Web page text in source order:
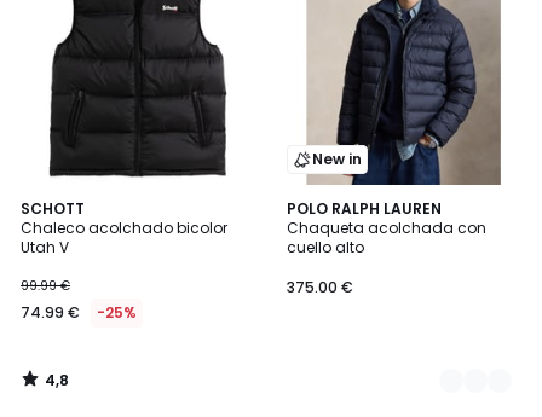
SCHOTT
Chaleco acolchado bicolor
Utah V
99.99 €
74.99 € -25%
4,8
/ 5
4,8
/
New in
POLO RALPH LAUREN
Chaqueta acolchada con
cuello alto
375.00 €
2
Colores